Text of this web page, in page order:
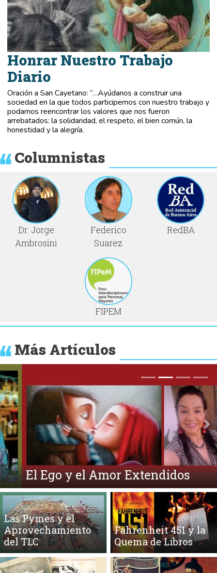
Honrar Nuestro Trabajo
Diario
Oración a San Cayetano: “…Ayúdanos a construir una
sociedad en la que todos participemos con nuestro trabajo y
podamos reencontrar los valores que nos fueron
arrebatados: la solidaridad, el respeto, el bien común, la
honestidad y la alegría.
Columnistas
Dr. Jorge
Ambrosini
Federico
Suarez
RedBA
FIPEM
Más Artículos
El Ego y el Amor Extendidos
Anterior
Las Pymes y el
Aprovechamiento
del TLC
Fahrenheit 451 y la
Quema de Libros